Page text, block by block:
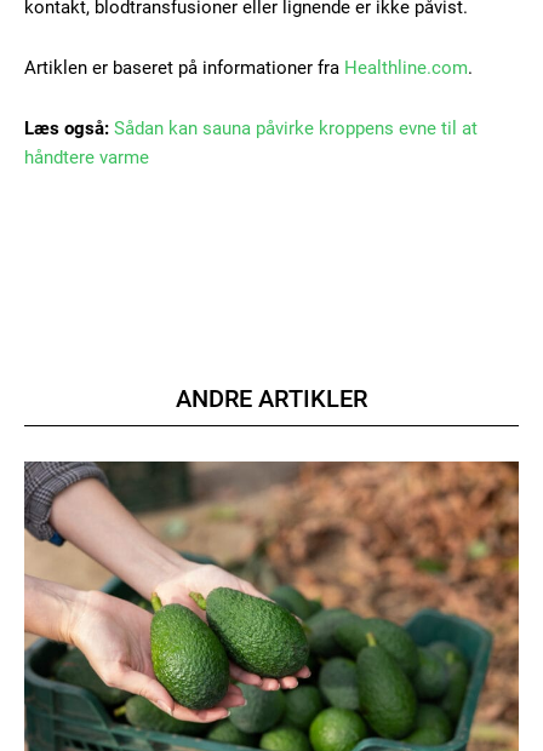
Praesent euismod ac
Nullam eu erat condimentum
Donec quis est ac felis
Orci varius natoque dolor
YEARLY PRICING MONTHLY PRICING
kontakt, blodtransfusioner eller lignende er ikke påvist.
Artiklen er baseret på informationer fra Healthline.com.
Læs også: Sådan kan sauna påvirke kroppens evne til at
håndtere varme
ANDRE ARTIKLER